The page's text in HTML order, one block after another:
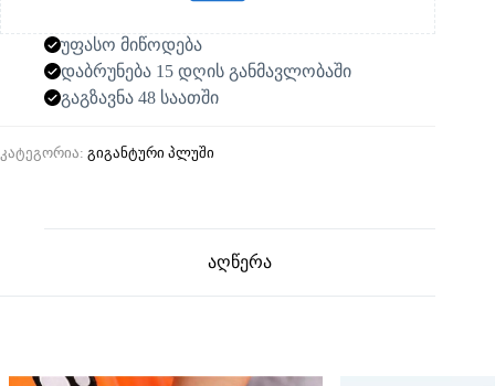
უფასო მიწოდება
დაბრუნება 15 დღის განმავლობაში
გაგზავნა 48 საათში
კატეგორია: გიგანტური პლუში
აღწერა